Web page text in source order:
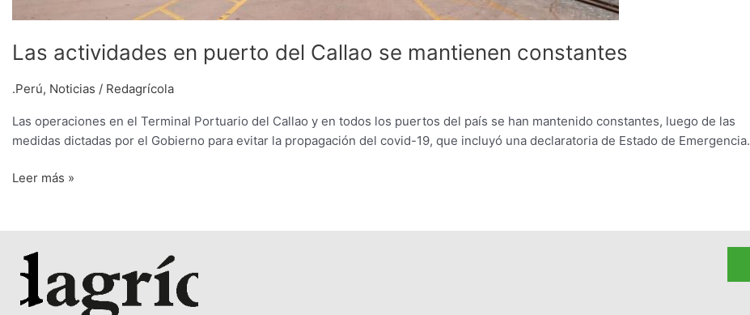
Las actividades en puerto del Callao se mantienen constantes
.Perú, Noticias / Redagrícola
Las operaciones en el Terminal Portuario del Callao y en todos los puertos del país se han mantenido constantes, luego de las
medidas dictadas por el Gobierno para evitar la propagación del covid-19, que incluyó una declaratoria de Estado de Emergencia.
Leer más »